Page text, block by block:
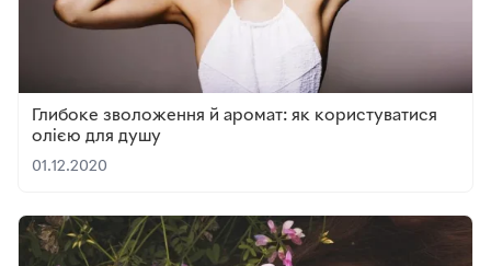
Глибоке зволоження й аромат: як користуватися
олією для душу
01.12.2020